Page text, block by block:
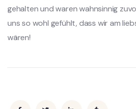
gehalten und waren wahnsinnig
uns so wohl gefühlt, dass wir am
wären!